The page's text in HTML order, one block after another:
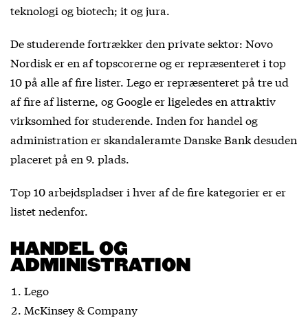
teknologi og biotech; it og jura.
De studerende fortrækker den private sektor: Novo
Nordisk er en af topscorerne og er repræsenteret i top
10 på alle af fire lister. Lego er repræsenteret på tre ud
af fire af listerne, og Google er ligeledes en attraktiv
virksomhed for studerende. Inden for handel og
administration er skandaleramte Danske Bank desuden
placeret på en 9. plads.
Top 10 arbejdspladser i hver af de fire kategorier er er
listet nedenfor.
HANDEL OG
ADMINISTRATION
Lego
McKinsey & Company